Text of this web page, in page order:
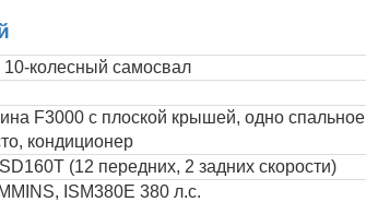
10-колесный самосвал
F3000 с плоской крышей, одно спальное
кондиционер
(12 передних, 2 задних скорости)
ISM380E 380 л.с.